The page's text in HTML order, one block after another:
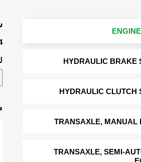
HYDRAULIC BRAKE
HYDRAULIC CLUTCH
TRANSAXLE, MANUAL
TRANSAXLE, SEMI-
liter